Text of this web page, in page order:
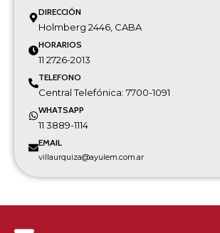
DIRECCIÓN
Holmberg 2446, CABA
HORARIOS
11 2726-2013
TELEFONO
Central Telefónica: 7700-1091
WHATSAPP
11 3889-1114
EMAIL
villaurquiza@ayulem.com.ar